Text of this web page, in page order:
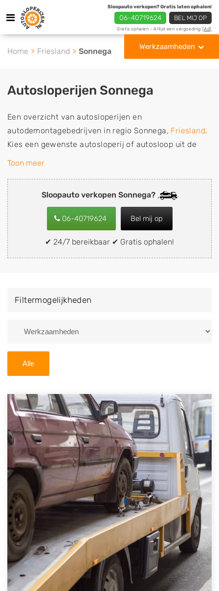
Sloopauto verkopen? Gratis laten ophalen!
06-40719624 BEL MIJ OP
Gratis ophalen - Altijd een vergoeding [Ad]
Werkzaamheden
Home Friesland Sonnega
Sloopauto verkopen Sonnega?
06-40719624 Bel mij op
✔ 24/7 bereikbaar ✔ Gratis ophalen!
Autosloperijen Sonnega
Een overzicht van autosloperijen en
autodemontagebedrijven in regio Sonnega, Friesland.
Kies een gewenste autosloperij of autosloop uit de
lijst die gespecialiseerd is in de verkoop van
de inkoop van sloopauto's, schadeauto's en
tweedehands auto's (ook zonder apk keuring). Wilt u
uw auto, camper, vrachtwagen, motor of brommobiel
snel en eenvoudig verkopen aan een
demontagebedrijf in de buurt, deze zelf wegbrengen
naar de sloop of deze liever laten ophalen op een
van Sonnega en ontvang een vergoeding voor uw
Zoekt u liever naar een sloperij in een andere plaats of
U kunt er ook voor kiezen om direct uw sloopauto te
verkopen en op te laten halen door de Sloopauto
Ophaaldienst van Autosloperijen.nl. Wij kunnen uw
auto gratis ophalen in Sonnega. Neem telefonisch
contact op of maak een terugbelafspraak. Wilt u
direct een tweedehands auto onderdelen offerte
aanvragen? Dat kan via de Onderdelenlijn! Vul uw
kenteken in en druk op verzenden.
Wij kunnen u helpen met de inkoop van auto's van
eigenlijk alle merken, zoals Alfa Romeo, Audi, BMW,
Chevrolet, Citroën, Dacia, Fiat, Ford, Honda, Hyundai,
Kia, Mazda, Mercedes Benz, Mitsubishi, Nissan, Opel,
Peugeot, Porsche, Renault, Seat, Skoda, Suzuki, Tesla,
Toyota, Volkswagen en Volvo.
Toon meer
Filtermogelijkheden
Alle